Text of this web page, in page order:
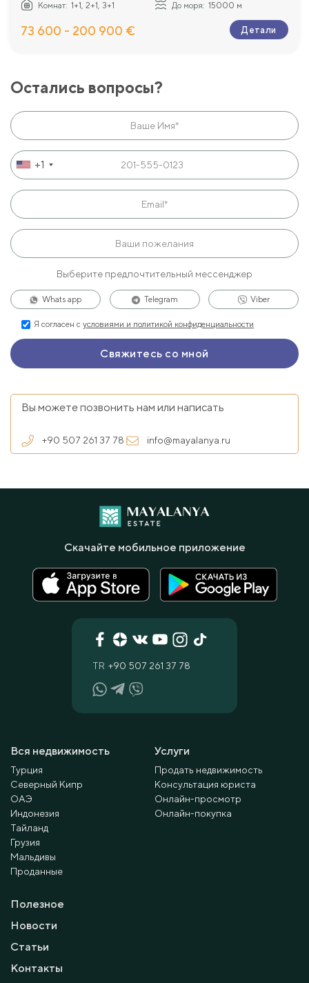
Комнат: 1+1, 2+1, 3+1 До моря: 15000 м
73 600 - 200 900 € Детали
Остались вопросы?
+1
Выберите предпочтительный мессенджер
Whats app Telegram Viber
Я согласен с условиями и политикой конфиденциальности
Вы можете позвонить нам или написать
+90 507 261 37 78 info@mayalanya.ru
Вся недвижимость
Турция
Северный Кипр
ОАЭ
Индонезия
Тайланд
Грузия
Мальдивы
Проданные
Услуги
Продать недвижимость
Консультация юриста
Онлайн-просмотр
Онлайн-покупка
Полезное
Новости
Статьи
Контакты
TR +90 507 261 37 78
Скачайте мобильное приложение